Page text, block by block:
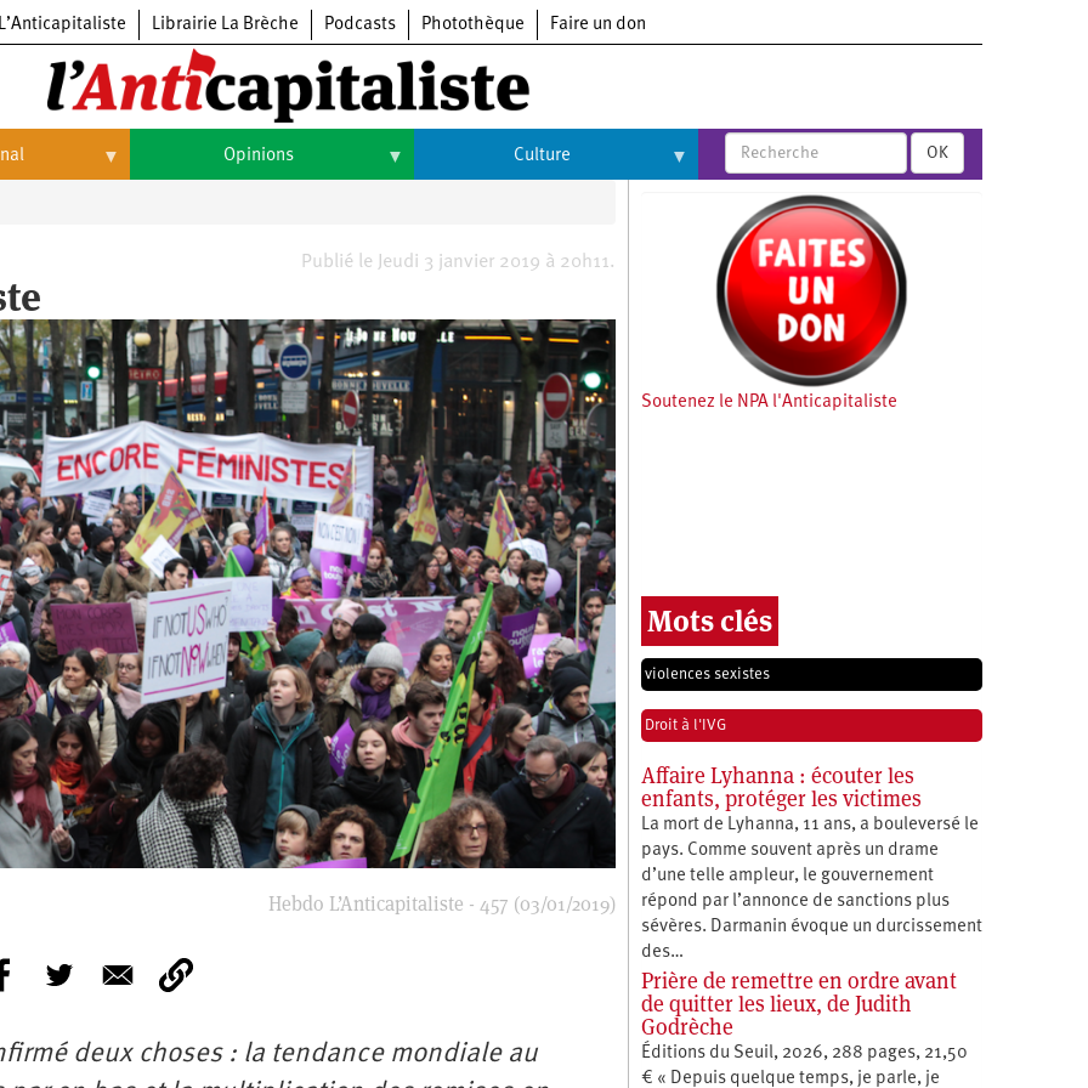
L’Anticapitaliste Librairie La Brèche Podcasts Photothèque Faire un don
Opinions Culture
Arts
Livres
Musique
OK
Publié le Jeudi 3 janvier 2019 à 20h11.
Hebdo L’Anticapitaliste - 457 (03/01/2019)
deux choses : la tendance mondiale au
Soutenez le NPA l'Anticapitaliste
Mots clés
violences sexistes
Droit à l'IVG
Affaire Lyhanna : écouter les
enfants, protéger les victimes
La mort de Lyhanna, 11 ans, a bouleversé le
pays. Comme souvent après un drame
d’une telle ampleur, le gouvernement
répond par l’annonce de sanctions plus
sévères. Darmanin évoque un durcissement
des…
Prière de remettre en ordre avant
de quitter les lieux, de Judith
Godrèche
Éditions du Seuil, 2026, 288 pages, 21,50
€ « Depuis quelque temps, je parle, je